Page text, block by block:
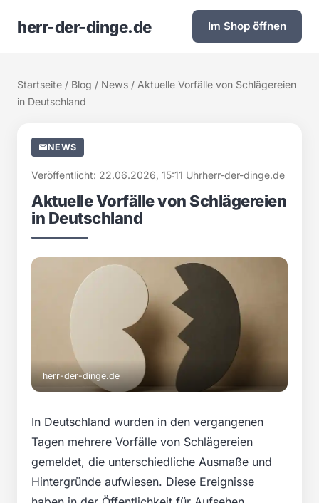
herr-der-dinge.de Im Shop öffnen
Startseite / Blog / News / Aktuelle Vorfälle von Schlägereien
in Deutschland
NEWS
Veröffentlicht: 22.06.2026, 15:11 Uhrherr-der-dinge.de
Aktuelle Vorfälle von Schlägereien
in Deutschland
herr-der-dinge.de
In Deutschland wurden in den vergangenen
Tagen mehrere Vorfälle von Schlägereien
gemeldet, die unterschiedliche Ausmaße und
Hintergründe aufwiesen. Diese Ereignisse